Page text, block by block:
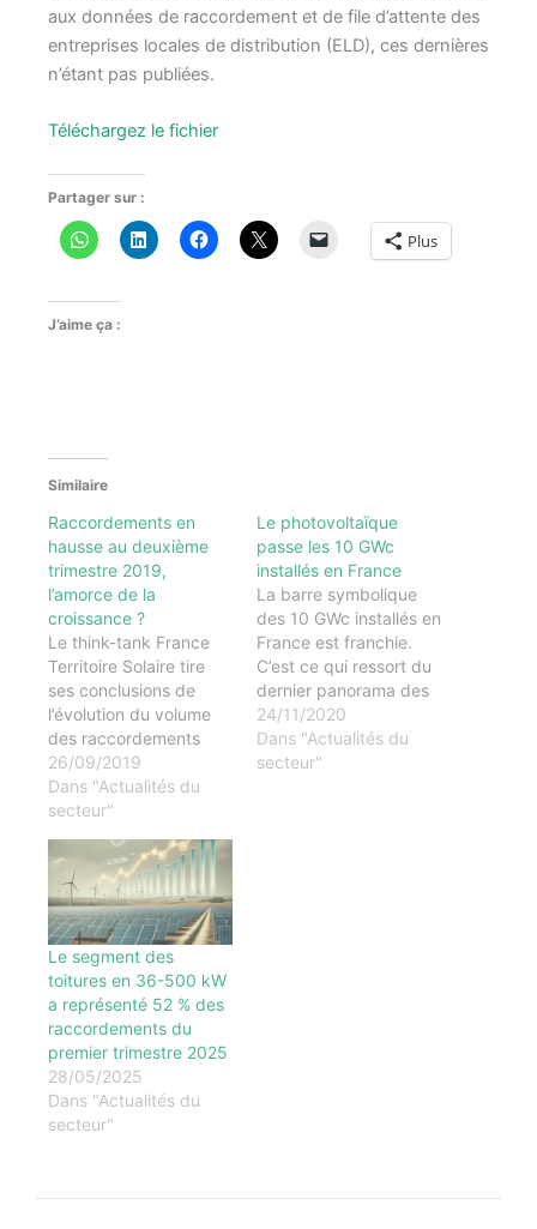
aux données de raccordement et de file d’attente des
entreprises locales de distribution (ELD), ces dernières
n’étant pas publiées.
Téléchargez le fichier
Partager sur :
Plus
J’aime ça :
Similaire
Raccordements en
hausse au deuxième
trimestre 2019,
l’amorce de la
croissance ?
Le think-tank France
Territoire Solaire tire
ses conclusions de
l’évolution du volume
des raccordements
effectués au deuxième
trimestre 2019. Il
appelle le
publier les statistiques
des projets
effectivement
raccordés sur les
dernières sessions des
appels d’offres CRE 3
et CRE 4 afin de
pouvoir faire une
analyse fine…
26/09/2019
Dans "Actualités du
secteur"
Le photovoltaïque
passe les 10 GWc
installés en France
La barre symbolique
des 10 GWc installés en
France est franchie.
C’est ce qui ressort du
dernier panorama des
énergies renouvelable,
au 30 septembre
2020. La puissance du
24/11/2020
Dans "Actualités du
secteur"
Le segment des
toitures en 36-500 kW
a représenté 52 % des
raccordements du
premier trimestre 2025
28/05/2025
Dans "Actualités du
secteur"